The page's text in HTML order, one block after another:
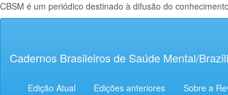
CBSM é um periódico destinado à difusão do
principal
Lateral
Cadernos Brasileiros de Saúde Mental/
Edição Atual Edições anteriores Sobre a